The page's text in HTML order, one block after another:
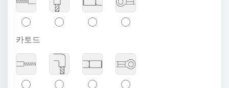
카토드